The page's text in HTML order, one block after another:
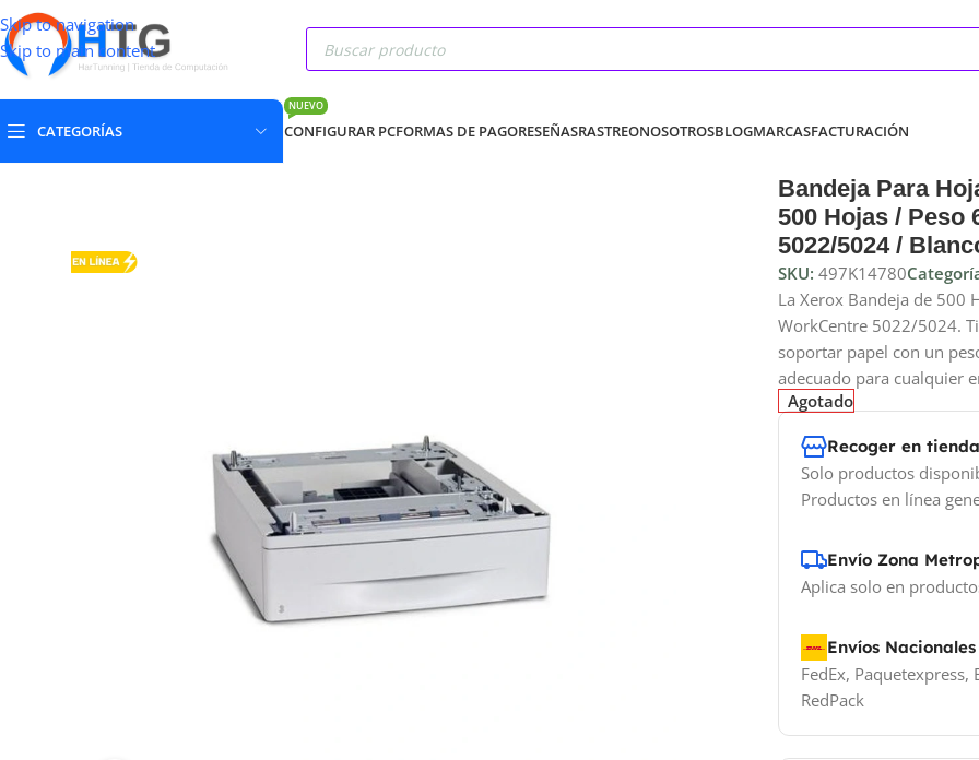
Skip to navigation
Skip to main content
CATEGORÍAS CONFIGURAR PC
NUEVO
FORMAS DE PAGORESEÑASRASTREONOSOTROSBLOGMARCASFACTURACIÓN
Bandeja Para
500 Hojas / Peso
5022/5024 /
SKU:497K14780
La Xerox Bandeja de 500
WorkCentre 5022/5024.
soportar papel con un
adecuado para cualquier
Agotado
Recoger en
Solo productos
Productos en línea
Envío Zona
Aplica solo en
Envíos Nacionales
FedEx, Paquetexpress,
RedPack